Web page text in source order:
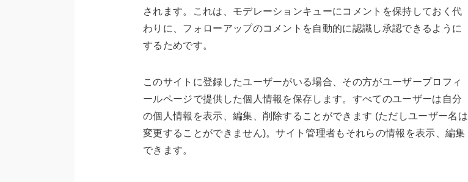
されます。これは、モデレーションキューにコメントを保持しておく代
わりに、フォローアップのコメントを自動的に認識し承認できるように
するためです。
このサイトに登録したユーザーがいる場合、その方がユーザープロフィ
ールページで提供した個人情報を保存します。すべてのユーザーは自分
の個人情報を表示、編集、削除することができます (ただしユーザー名は
変更することができません)。サイト管理者もそれらの情報を表示、編集
できます。